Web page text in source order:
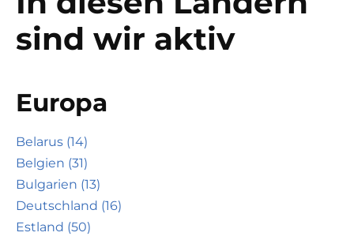
sind wir aktiv
Europa
Belarus (14)
Belgien (31)
Bulgarien (13)
Deutschland (16)
Estland (50)